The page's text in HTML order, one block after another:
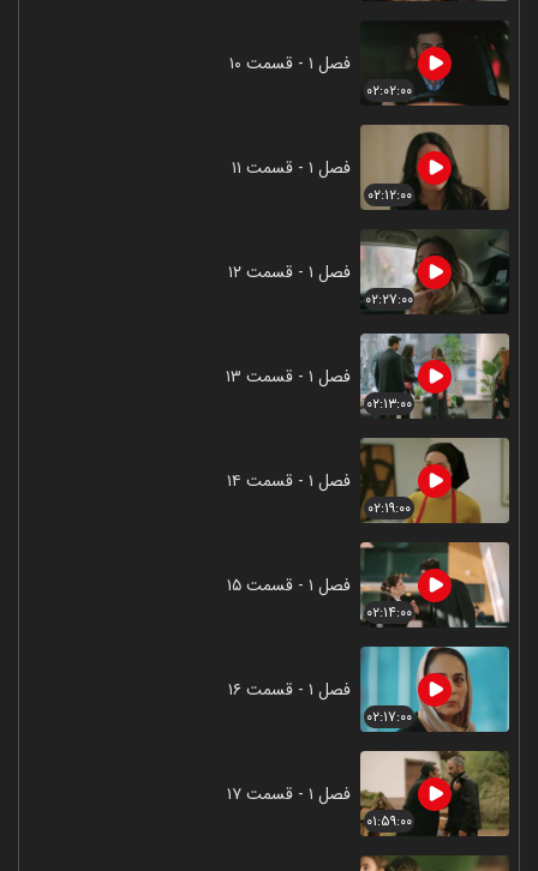
۰۲:۰۲:۰۰
فصل ۱ - قسمت ۱۰
۰۲:۱۲:۰۰
فصل ۱ - قسمت ۱۱
۰۲:۲۷:۰۰
فصل ۱ - قسمت ۱۲
۰۲:۱۳:۰۰
فصل ۱ - قسمت ۱۳
۰۲:۱۹:۰۰
فصل ۱ - قسمت ۱۴
۰۲:۱۴:۰۰
فصل ۱ - قسمت ۱۵
۰۲:۱۷:۰۰
فصل ۱ - قسمت ۱۶
۰۱:۵۹:۰۰
فصل ۱ - قسمت ۱۷